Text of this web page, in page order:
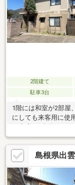
2階建て
駐車3台
1階には和室が2部屋
にしても来客用に使
島根県出